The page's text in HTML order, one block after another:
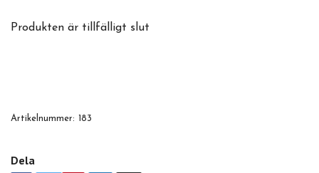
Produkten är tillfälligt slut
Artikelnummer: 183
Dela